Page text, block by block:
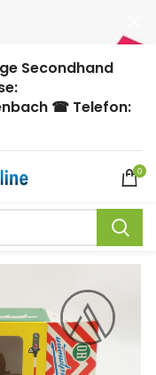
Secondhand
☎ Telefon:
0